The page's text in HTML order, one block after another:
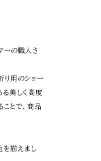
ーの職人さ
り用のショー
る美しく高度
とで、商品
を揃えまし